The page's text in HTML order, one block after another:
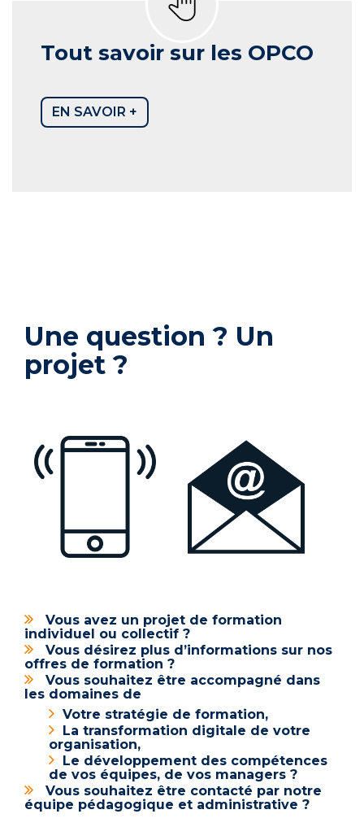
Tout savoir sur les OPCO
EN SAVOIR +
Une question ? Un
projet ?
Vous avez un projet de formation
individuel ou collectif ?
Vous désirez plus d’informations sur nos
offres de formation ?
Vous souhaitez être accompagné dans
les domaines de
Votre stratégie de formation,
La transformation digitale de votre
organisation,
Le développement des compétences
de vos équipes, de vos managers ?
Vous souhaitez être contacté par notre
équipe pédagogique et administrative ?